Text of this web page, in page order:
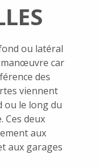
ou latéral
car
des
viennent
ou le long du
Ces deux
aux
aux garages